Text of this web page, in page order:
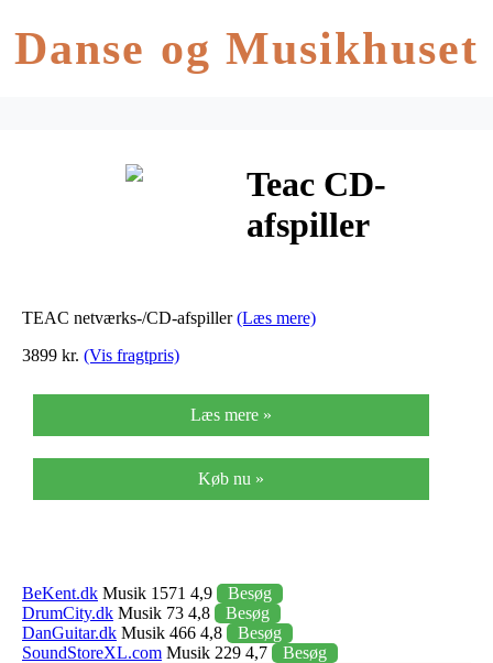
Danse og Musikhuset
Teac CD-
afspiller
CDP-800NT
TEAC netværks-/CD-afspiller(Læs mere)
3899 kr. (Vis fragtpris)
Læs mere »
Køb nu »
BeKent.dk Musik 1571 4,9
Besøg
DrumCity.dk Musik 73 4,8
Besøg
DanGuitar.dk Musik 466 4,8
Besøg
SoundStoreXL.com Musik 229 4,7
Besøg